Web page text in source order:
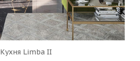
Кухня Limba II